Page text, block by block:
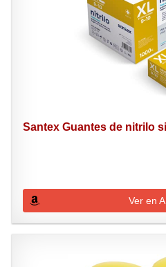
Santex Guantes de nitrilo
Ver en